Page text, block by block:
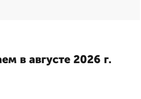
в августе 2026 г.